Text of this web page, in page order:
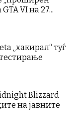
VI на 27...
„хакирал“ туѓ
Blizzard
на јавните